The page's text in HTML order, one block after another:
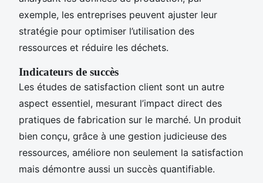
exemple, les entreprises peuvent ajuster leur
stratégie pour optimiser l’utilisation des
ressources et réduire les déchets.
Indicateurs de succès
Les études de satisfaction client sont un autre
aspect essentiel, mesurant l’impact direct des
pratiques de fabrication sur le marché. Un produit
bien conçu, grâce à une gestion judicieuse des
ressources, améliore non seulement la satisfaction
mais démontre aussi un succès quantifiable.